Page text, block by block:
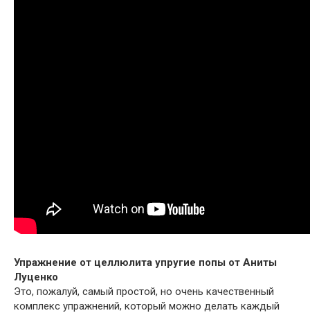
Упражнение от целлюлита упругие попы от Аниты
Луценко
Это, пожалуй, самый простой, но очень качественный
комплекс упражнений, который можно делать каждый